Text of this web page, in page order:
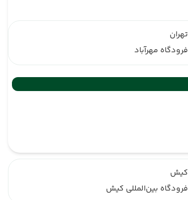
تهران
فرودگاه مهرآباد
کیش
فرودگاه بین‌المللی کیش